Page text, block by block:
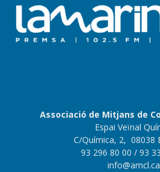
Associació de Mitjans de
Espai Veïnal
C/Química, 2, 08038
93 296 80 00 / 93